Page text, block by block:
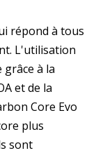
répond à tous
L'utilisation
à la
et de la
Core Evo
plus
sont